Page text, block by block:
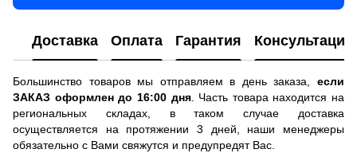
Доставка Оплата Гарантия Консультация
Большинство товаров мы отправляем в день заказа, если
ЗАКАЗ оформлен до 16:00 дня. Часть товара находится на
региональных складах, в таком случае доставка
осуществляется на протяжении 3 дней, наши менеджеры
обязательно с Вами свяжутся и предупредят Вас.